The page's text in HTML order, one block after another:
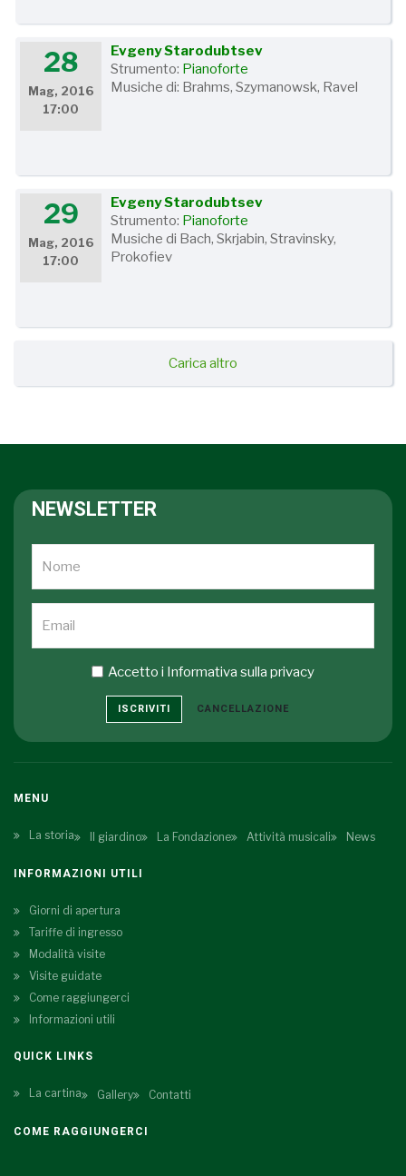
28
Mag, 2016
17:00
Evgeny Starodubtsev
Strumento: Pianoforte
Musiche di: Brahms, Szymanowsk, Ravel
29
Mag, 2016
17:00
Evgeny Starodubtsev
Strumento: Pianoforte
Musiche di Bach, Skrjabin, Stravinsky,
Prokofiev
Carica altro
NEWSLETTER
Accetto i Informativa sulla privacy
ISCRIVITI CANCELLAZIONE
MENU
La storia Il giardino La Fondazione Attività musicali News
INFORMAZIONI UTILI
Giorni di apertura
Tariffe di ingresso
Modalità visite
Visite guidate
Come raggiungerci
Informazioni utili
QUICK LINKS
La cartina Gallery Contatti
COME RAGGIUNGERCI